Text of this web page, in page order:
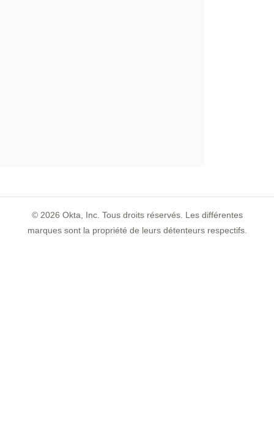
© 2026 Okta, Inc. Tous droits réservés. Les différentes
marques sont la propriété de leurs détenteurs respectifs.